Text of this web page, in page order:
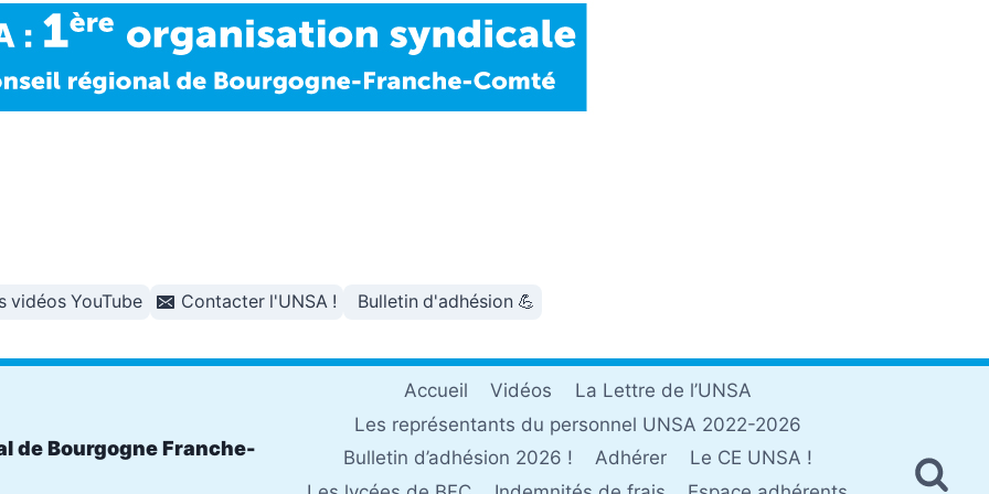
vidéos YouTube Contacter l'UNSA ! Bulletin d'adhésion 💪
de Bourgogne Franche-
Accueil Vidéos
La Lettre de l’UNSA
Les représentants du personnel UNSA 2022-2026
Bulletin d’adhésion 2026 !
Adhérer
Le CE UNSA !